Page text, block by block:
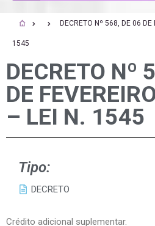
DECRETO Nº 568, DE 06 DE
1545
DECRETO Nº
DE
– LEI N. 1545
Tipo:
DECRETO
Crédito adicional suplementar.